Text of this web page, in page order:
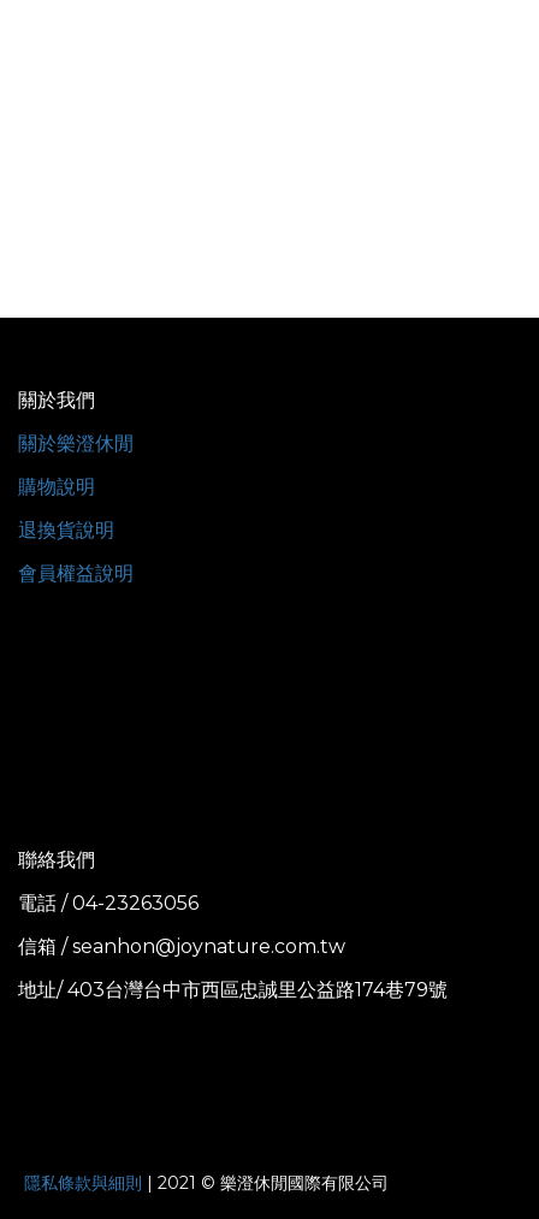
關於我們
關於樂澄休閒
購物說明
退換貨說明
會員權益說明
聯絡我們
電話 / 04-23263056
信箱 / seanhon@joynature.com.tw
地址/ 403台灣台中市西區忠誠里公益路174巷79號
隱私條款與細則 | 2021 © 樂澄休閒國際有限公司